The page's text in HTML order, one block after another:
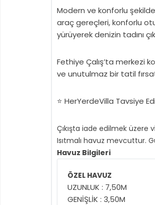
Modern ve konforlu
araç gereçleri, konforlu
yürüyerek denizin tadını
Fethiye Çalış’ta merkezi
ve unutulmaz bir tatil
⭐ HerYerdeVilla Tavsiye
Çıkışta iade edilmek üzere
Isıtmalı havuz mevcuttur.
Havuz Bilgileri
ÖZEL HAVUZ
UZUNLUK : 7,50M
GENİŞLİK : 3,50M